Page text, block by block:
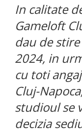
In calitate
Gameloft
dau de
2024, in
cu toti
Cluj-
studioul se
decizia